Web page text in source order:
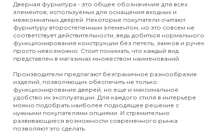
Дверная фурнитура - это общее обозначение для всех
элементов, используемых для оснащения входных и
межкомнатных дверей. Некоторые покупатели считают
фурнитуру второстепенным элементом, но это совсем не
соответствует действительности, ведь добиться нормального
функционирования конструкции без петель, замков и ручек
просто невозможно. Стоит понимать, что каждый вид
представлен в магазинах множеством наименований.
Производители предлагают безграничное разнообразие
изделий, позволяющих обеспечить не только
функционирование дверей, но еще и максимальное
удобство их эксплуатации. Для каждого стиля в интерьере
можно подобрать наиболее подходящее решение с
нужными покупателями опциями. И стремительно
развивающиеся возможности современного рынка
позволяют это сделать.